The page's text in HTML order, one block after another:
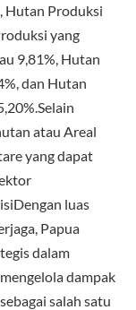
Hutan Produksi
yang
9,81%, Hutan
dan Hutan
atau Areal
yang dapat
luas
Papua
dalam
dampak
salah satu